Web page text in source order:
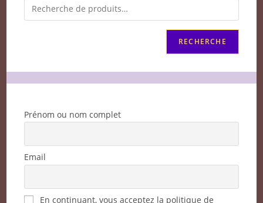
RECHERCHE
Prénom ou nom complet
Email
En continuant, vous acceptez la politique de